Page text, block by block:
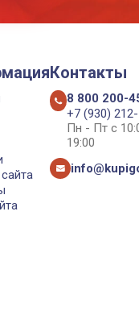
Контакты
8 800 200-
+7 (930)
Пн - Пт с
19:00